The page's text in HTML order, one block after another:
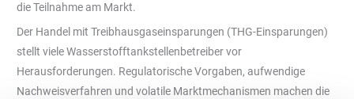
die Teilnahme am Markt.
Der Handel mit Treibhausgaseinsparungen (THG-Einsparungen)
stellt viele Wasserstofftankstellenbetreiber vor
Herausforderungen. Regulatorische Vorgaben, aufwendige
Nachweisverfahren und volatile Marktmechanismen machen die